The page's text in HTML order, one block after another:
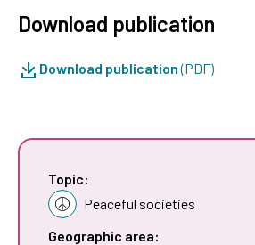
Download publication
Download publication(PDF)
Topic:
Peaceful societies
Geographic area: